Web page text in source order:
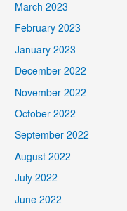
March 2023
February 2023
January 2023
December 2022
November 2022
October 2022
September 2022
August 2022
July 2022
June 2022